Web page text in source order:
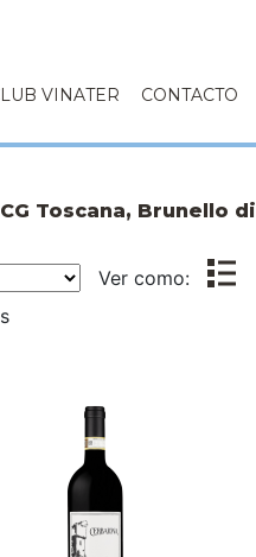
VINATER CONTACTO
Toscana, Brunello di
Ver como: